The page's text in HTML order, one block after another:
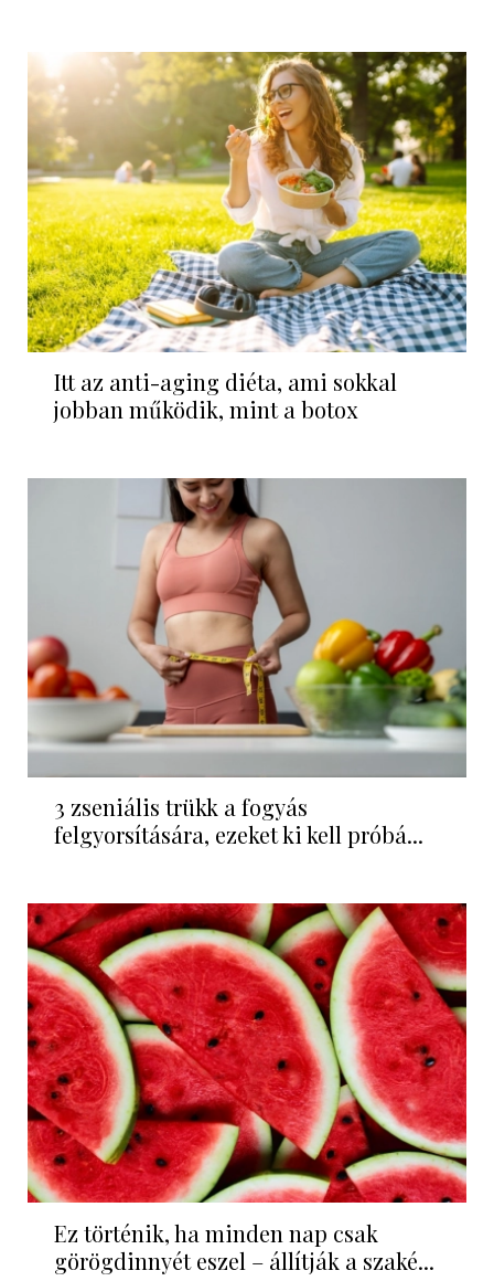
Itt az anti-aging diéta, ami sokkal
jobban működik, mint a botox
3 zseniális trükk a fogyás
felgyorsítására, ezeket ki kell próbá...
Ez történik, ha minden nap csak
görögdinnyét eszel – állítják a szaké...